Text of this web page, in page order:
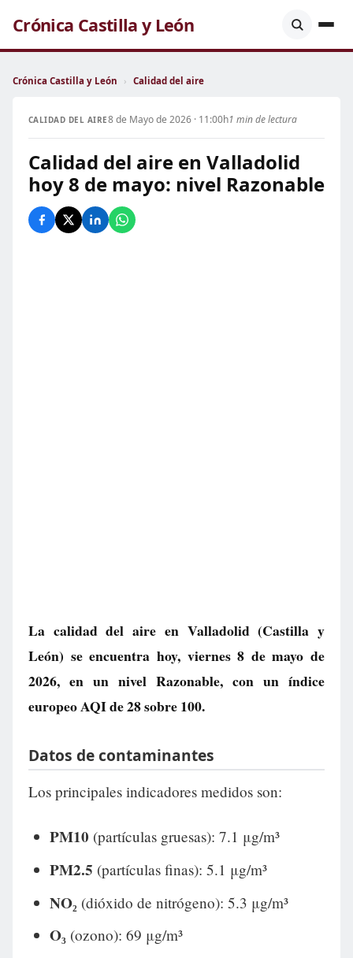
Crónica Castilla y León
Crónica Castilla y León › Calidad del aire
CALIDAD DEL AIRE8 de Mayo de 2026 · 11:00h1 min de lectura
Calidad del aire en Valladolid
hoy 8 de mayo: nivel Razonable
La calidad del aire en Valladolid(Castilla y
León) se encuentra hoy, viernes 8 de mayo de
2026, en un nivel Razonable, con un índice
europeo AQI de28sobre 100.
Datos de contaminantes
Los principales indicadores medidos son:
PM10 (partículas gruesas): 7.1 μg/m³
PM2.5 (partículas finas): 5.1 μg/m³
NO₂ (dióxido de nitrógeno): 5.3 μg/m³
O₃ (ozono): 69 μg/m³